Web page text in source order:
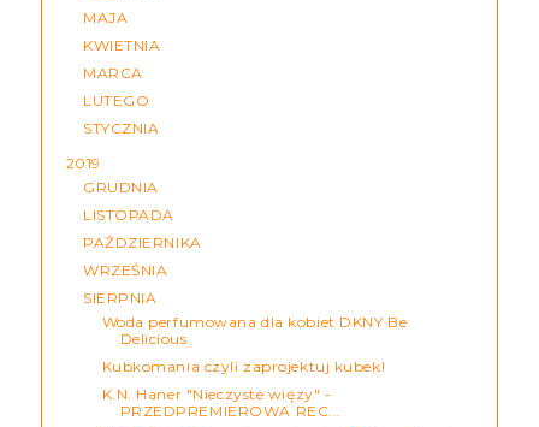
MAJA
KWIETNIA
MARCA
LUTEGO
STYCZNIA
2019
GRUDNIA
LISTOPADA
PAŹDZIERNIKA
WRZEŚNIA
SIERPNIA
Woda perfumowana dla kobiet DKNY Be
Delicious
Kubkomania czyli zaprojektuj kubek!
K.N. Haner "Nieczyste więzy" -
PRZEDPREMIEROWA REC...